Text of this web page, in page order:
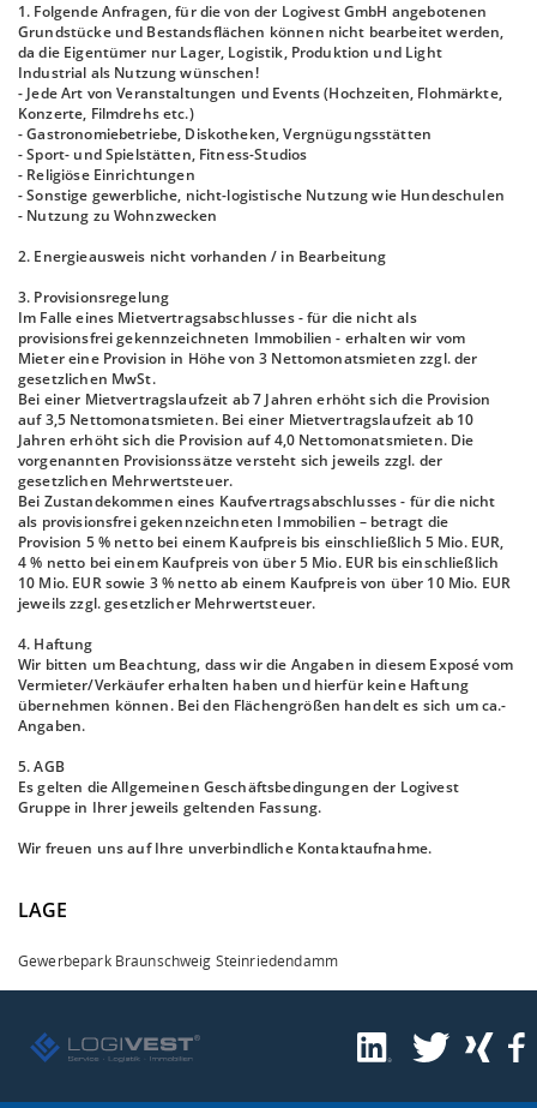
1. Folgende Anfragen, für die von der Logivest GmbH angebotenen
Grundstücke und Bestandsflächen können nicht bearbeitet werden,
da die Eigentümer nur Lager, Logistik, Produktion und Light
Industrial als Nutzung wünschen!
- Jede Art von Veranstaltungen und Events (Hochzeiten, Flohmärkte,
Konzerte, Filmdrehs etc.)
- Gastronomiebetriebe, Diskotheken, Vergnügungsstätten
- Sport- und Spielstätten, Fitness-Studios
- Religiöse Einrichtungen
- Sonstige gewerbliche, nicht-logistische Nutzung wie Hundeschulen
- Nutzung zu Wohnzwecken
2. Energieausweis nicht vorhanden / in Bearbeitung
3. Provisionsregelung
Im Falle eines Mietvertragsabschlusses - für die nicht als
provisionsfrei gekennzeichneten Immobilien - erhalten wir vom
Mieter eine Provision in Höhe von 3 Nettomonatsmieten zzgl. der
gesetzlichen MwSt.
Bei einer Mietvertragslaufzeit ab 7 Jahren erhöht sich die Provision
auf 3,5 Nettomonatsmieten. Bei einer Mietvertragslaufzeit ab 10
Jahren erhöht sich die Provision auf 4,0 Nettomonatsmieten. Die
vorgenannten Provisionssätze versteht sich jeweils zzgl. der
gesetzlichen Mehrwertsteuer.
Bei Zustandekommen eines Kaufvertragsabschlusses - für die nicht
als provisionsfrei gekennzeichneten Immobilien – betragt die
Provision 5 % netto bei einem Kaufpreis bis einschließlich 5 Mio. EUR,
4 % netto bei einem Kaufpreis von über 5 Mio. EUR bis einschließlich
10 Mio. EUR sowie 3 % netto ab einem Kaufpreis von über 10 Mio. EUR
jeweils zzgl. gesetzlicher Mehrwertsteuer.
4. Haftung
Wir bitten um Beachtung, dass wir die Angaben in diesem Exposé vom
Vermieter/Verkäufer erhalten haben und hierfür keine Haftung
übernehmen können. Bei den Flächengrößen handelt es sich um ca.-
Angaben.
5. AGB
Es gelten die Allgemeinen Geschäftsbedingungen der Logivest
Gruppe in Ihrer jeweils geltenden Fassung.
Wir freuen uns auf Ihre unverbindliche Kontaktaufnahme.
LAGE
Gewerbepark Braunschweig Steinriedendamm